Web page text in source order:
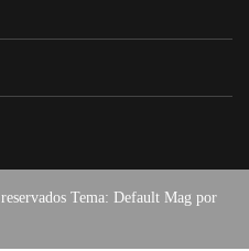
Tema: Default Mag por